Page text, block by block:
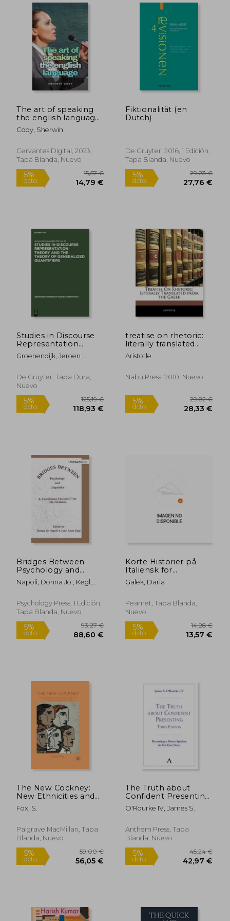
5%
14,89 €
The art of speaking
the english language
(en Inglés)
Cody, Sherwin
Cervantes Digital, 2023,
Tapa Blanda, Nuevo
5%
dcto.
Fiktionalität (en
Dutch)
De Gruyter, 2016, 1 Edición,
Tapa Blanda, Nuevo
5%
dcto.
Studies in Discourse
Representation
Theory and the
Theory of Generalized
Groenendijk, Jeroen ;
Martin
De Gruyter, Tapa Dura,
Nuevo
treatise on rhetoric:
literally translated
from the greek (en
Inglés)
Aristotle
Nabu Press, 2010, Nuevo
Bridges Between
Psychology and
Linguistics: A
Swarthmore
Gleitman (en Inglés)
Napoli, Donna Jo ; Kegl,
Psychology Press, 1 Edición,
Tapa Blanda, Nuevo
Korte Historier på
Italiensk for
Begyndere (en
Danés)
Galek, Daria
Pearnet, Tapa Blanda,
Nuevo
The New Cockney:
New Ethnicities and
Adolescent Speech in
the Traditional East
Inglés)
Fox, S.
Palgrave MacMillan, Tapa
Blanda, Nuevo
The Truth about
Confident Presenting,
3rd Edition:
Becoming a Better
Steps (en Inglés)
O'Rourke IV, James S.
Anthem Press, Tapa
Blanda, Nuevo